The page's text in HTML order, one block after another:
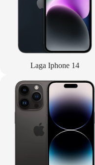
Laga Iphone 14